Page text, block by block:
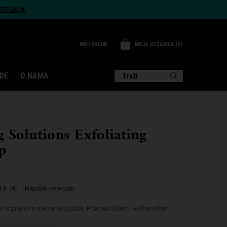
SADA
MOJ RAČUN MOJA KOŠARICA 0
0 PROIZVOD
O NAMA Traži
Solutions Exfoliating
(4) Napišite recenziju
s prahom sjemena jojobe, Pracaxi uljem i vulkanskim